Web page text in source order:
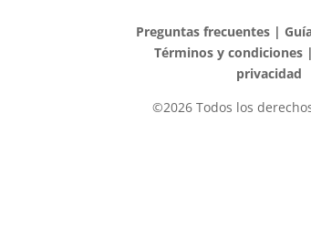
Preguntas frecuentes |
Términos y condiciones |
privacidad
©2026 Todos los